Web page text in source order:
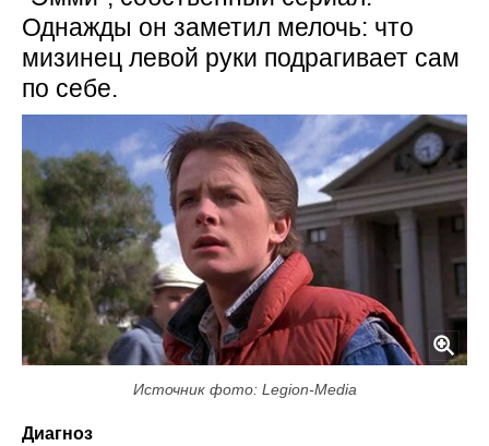
Однажды он заметил мелочь: что
мизинец левой руки подрагивает сам
по себе.
Источник фото: Legion-Media
Диагноз